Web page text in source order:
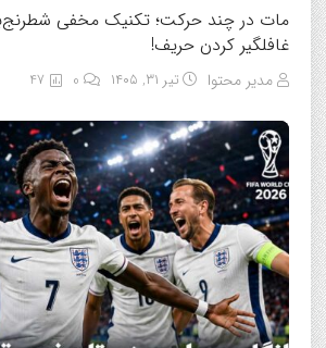
مات در چند حرکت؛ تکنیک مخفی
غافلگیر کردن حریف!
مدیر محتوا تیر ۳۱, ۱۴۰۵ 47